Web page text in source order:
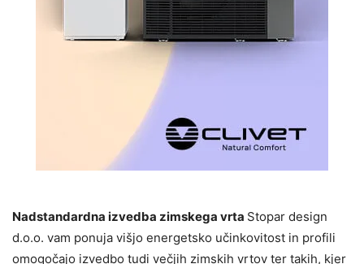
Nadstandardna izvedba zimskega vrta Stopar design
d.o.o. vam ponuja višjo energetsko učinkovitost in profili
omogočajo izvedbo tudi večjih zimskih vrtov ter takih, kjer